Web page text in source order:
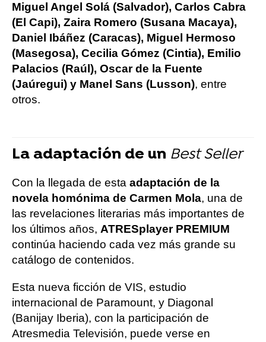
Miguel Angel Solá (Salvador), Carlos Cabra
(El Capi), Zaira Romero (Susana Macaya),
Daniel Ibáñez (Caracas), Miguel Hermoso
(Masegosa), Cecilia Gómez (Cintia), Emilio
Palacios (Raúl), Oscar de la Fuente
(Jaúregui) y Manel Sans (Lusson), entre
otros.
La adaptación de un Best Seller
Con la llegada de esta adaptación de la
novela homónima de Carmen Mola, una de
las revelaciones literarias más importantes de
los últimos años, ATRESplayer PREMIUM
continúa haciendo cada vez más grande su
catálogo de contenidos.
Esta nueva ficción de VIS, estudio
internacional de Paramount, y Diagonal
(Banijay Iberia), con la participación de
Atresmedia Televisión, puede verse en